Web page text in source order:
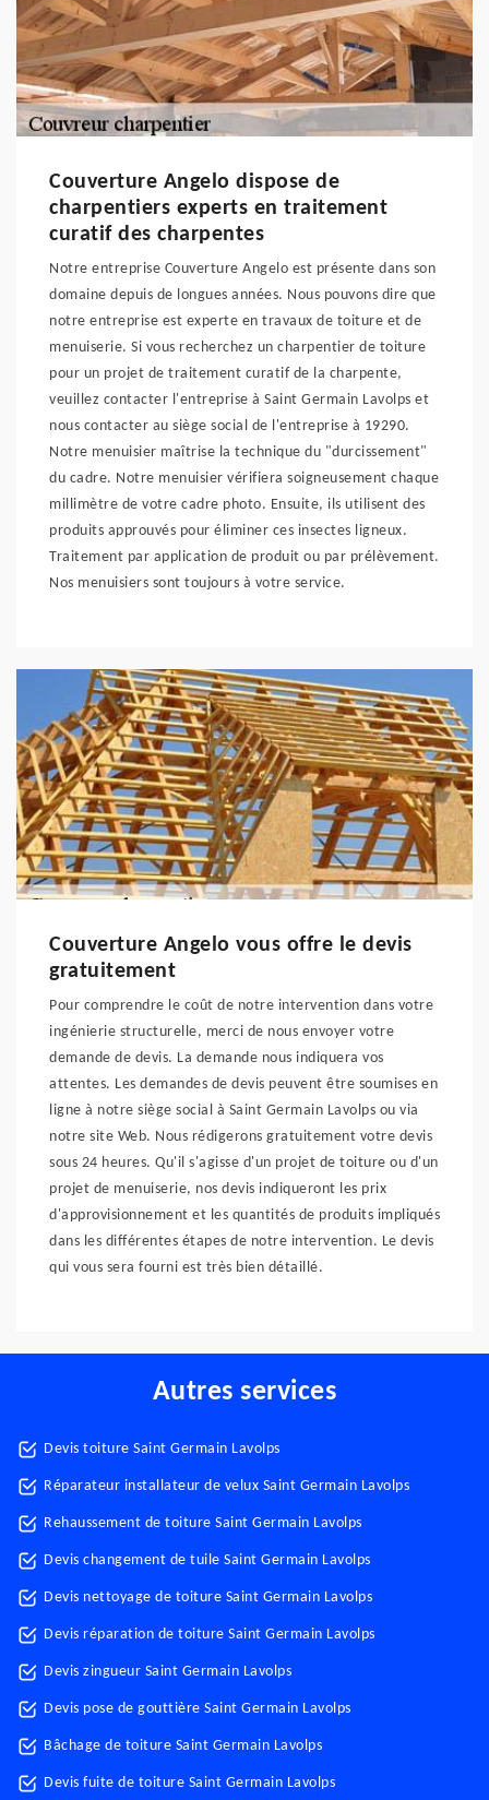
Couverture Angelo dispose de
charpentiers experts en traitement
curatif des charpentes
Notre entreprise Couverture Angelo est présente dans son
domaine depuis de longues années. Nous pouvons dire que
notre entreprise est experte en travaux de toiture et de
menuiserie. Si vous recherchez un charpentier de toiture
pour un projet de traitement curatif de la charpente,
veuillez contacter l'entreprise à Saint Germain Lavolps et
nous contacter au siège social de l'entreprise à 19290.
Notre menuisier maîtrise la technique du "durcissement"
du cadre. Notre menuisier vérifiera soigneusement chaque
millimètre de votre cadre photo. Ensuite, ils utilisent des
produits approuvés pour éliminer ces insectes ligneux.
Traitement par application de produit ou par prélèvement.
Nos menuisiers sont toujours à votre service.
Couverture Angelo vous offre le devis
gratuitement
Pour comprendre le coût de notre intervention dans votre
ingénierie structurelle, merci de nous envoyer votre
demande de devis. La demande nous indiquera vos
attentes. Les demandes de devis peuvent être soumises en
ligne à notre siège social à Saint Germain Lavolps ou via
notre site Web. Nous rédigerons gratuitement votre devis
sous 24 heures. Qu'il s'agisse d'un projet de toiture ou d'un
projet de menuiserie, nos devis indiqueront les prix
d'approvisionnement et les quantités de produits impliqués
dans les différentes étapes de notre intervention. Le devis
qui vous sera fourni est très bien détaillé.
Autres services
Devis toiture Saint Germain Lavolps
Réparateur installateur de velux Saint Germain Lavolps
Rehaussement de toiture Saint Germain Lavolps
Devis changement de tuile Saint Germain Lavolps
Devis nettoyage de toiture Saint Germain Lavolps
Devis réparation de toiture Saint Germain Lavolps
Devis zingueur Saint Germain Lavolps
Devis pose de gouttière Saint Germain Lavolps
Bâchage de toiture Saint Germain Lavolps
Devis fuite de toiture Saint Germain Lavolps